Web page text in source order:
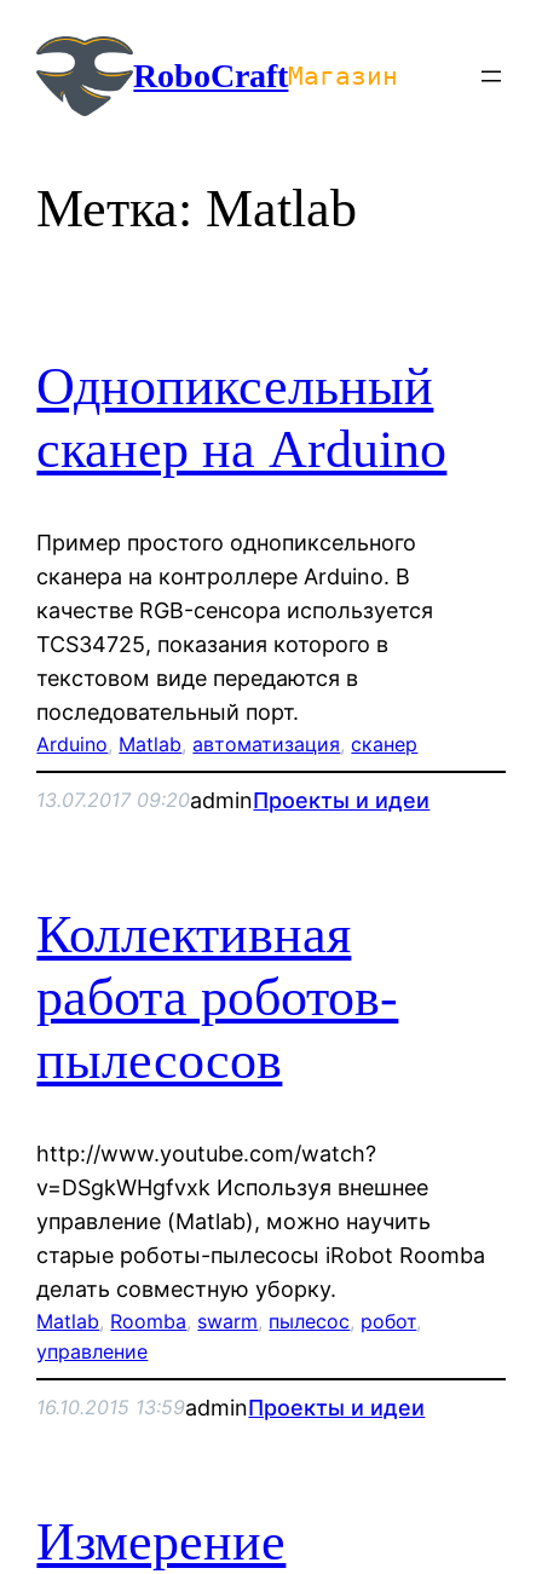
содержимомуRoboCraftМагазин
Метка: Matlab
Однопиксельный
сканер на Arduino
Пример простого однопиксельного
сканера на контроллере Arduino. В
качестве RGB-сенсора используется
TCS34725, показания которого в
текстовом виде передаются в
последовательный порт.
Arduino, Matlab, автоматизация, сканер
13.07.2017 09:20adminПроекты и идеи
Коллективная
работа роботов-
пылесосов
http://www.youtube.com/watch?
v=DSgkWHgfvxk Используя внешнее
управление (Matlab), можно научить
старые роботы-пылесосы iRobot Roomba
делать совместную уборку.
Matlab, Roomba, swarm, пылесос, робот
управление
16.10.2015 13:59adminПроекты и идеи
Измерение